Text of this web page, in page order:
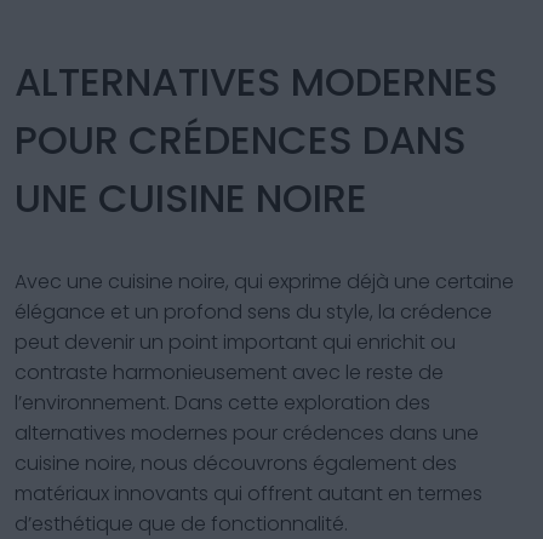
ALTERNATIVES MODERNES
POUR CRÉDENCES DANS
UNE CUISINE NOIRE
Avec une cuisine noire, qui exprime déjà une certaine
élégance et un profond sens du style, la crédence
peut devenir un point important qui enrichit ou
contraste harmonieusement avec le reste de
l’environnement. Dans cette exploration des
alternatives modernes pour crédences dans une
cuisine noire, nous découvrons également des
matériaux innovants qui offrent autant en termes
d’esthétique que de fonctionnalité.